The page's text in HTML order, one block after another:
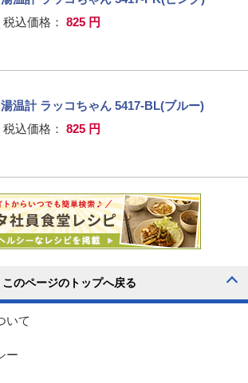
税込価格： 825 円
湯温計 ラッコちゃん 5417-BL(ブルー)
税込価格： 825 円
いて
ー